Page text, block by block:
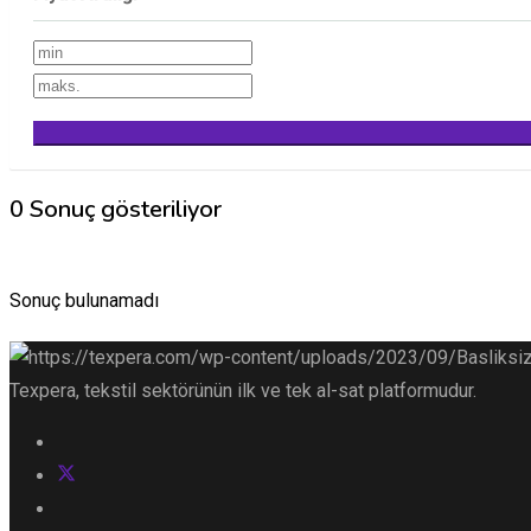
0 Sonuç gösteriliyor
Sonuç bulunamadı
Texpera, tekstil sektörünün ilk ve tek al-sat platformudur.